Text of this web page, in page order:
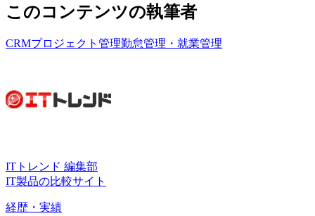
このコンテンツの執筆者
CRMプロジェクト管理勤怠管理・就業管理
ITトレンド 編集部
IT製品の比較サイト
経歴・実績